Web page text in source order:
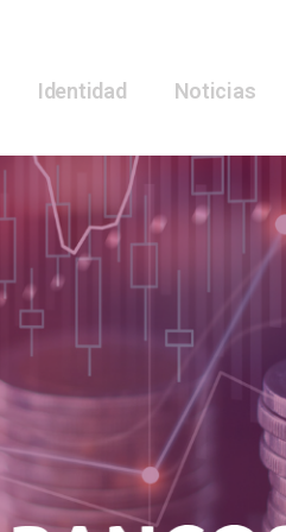
Identidad Noticias